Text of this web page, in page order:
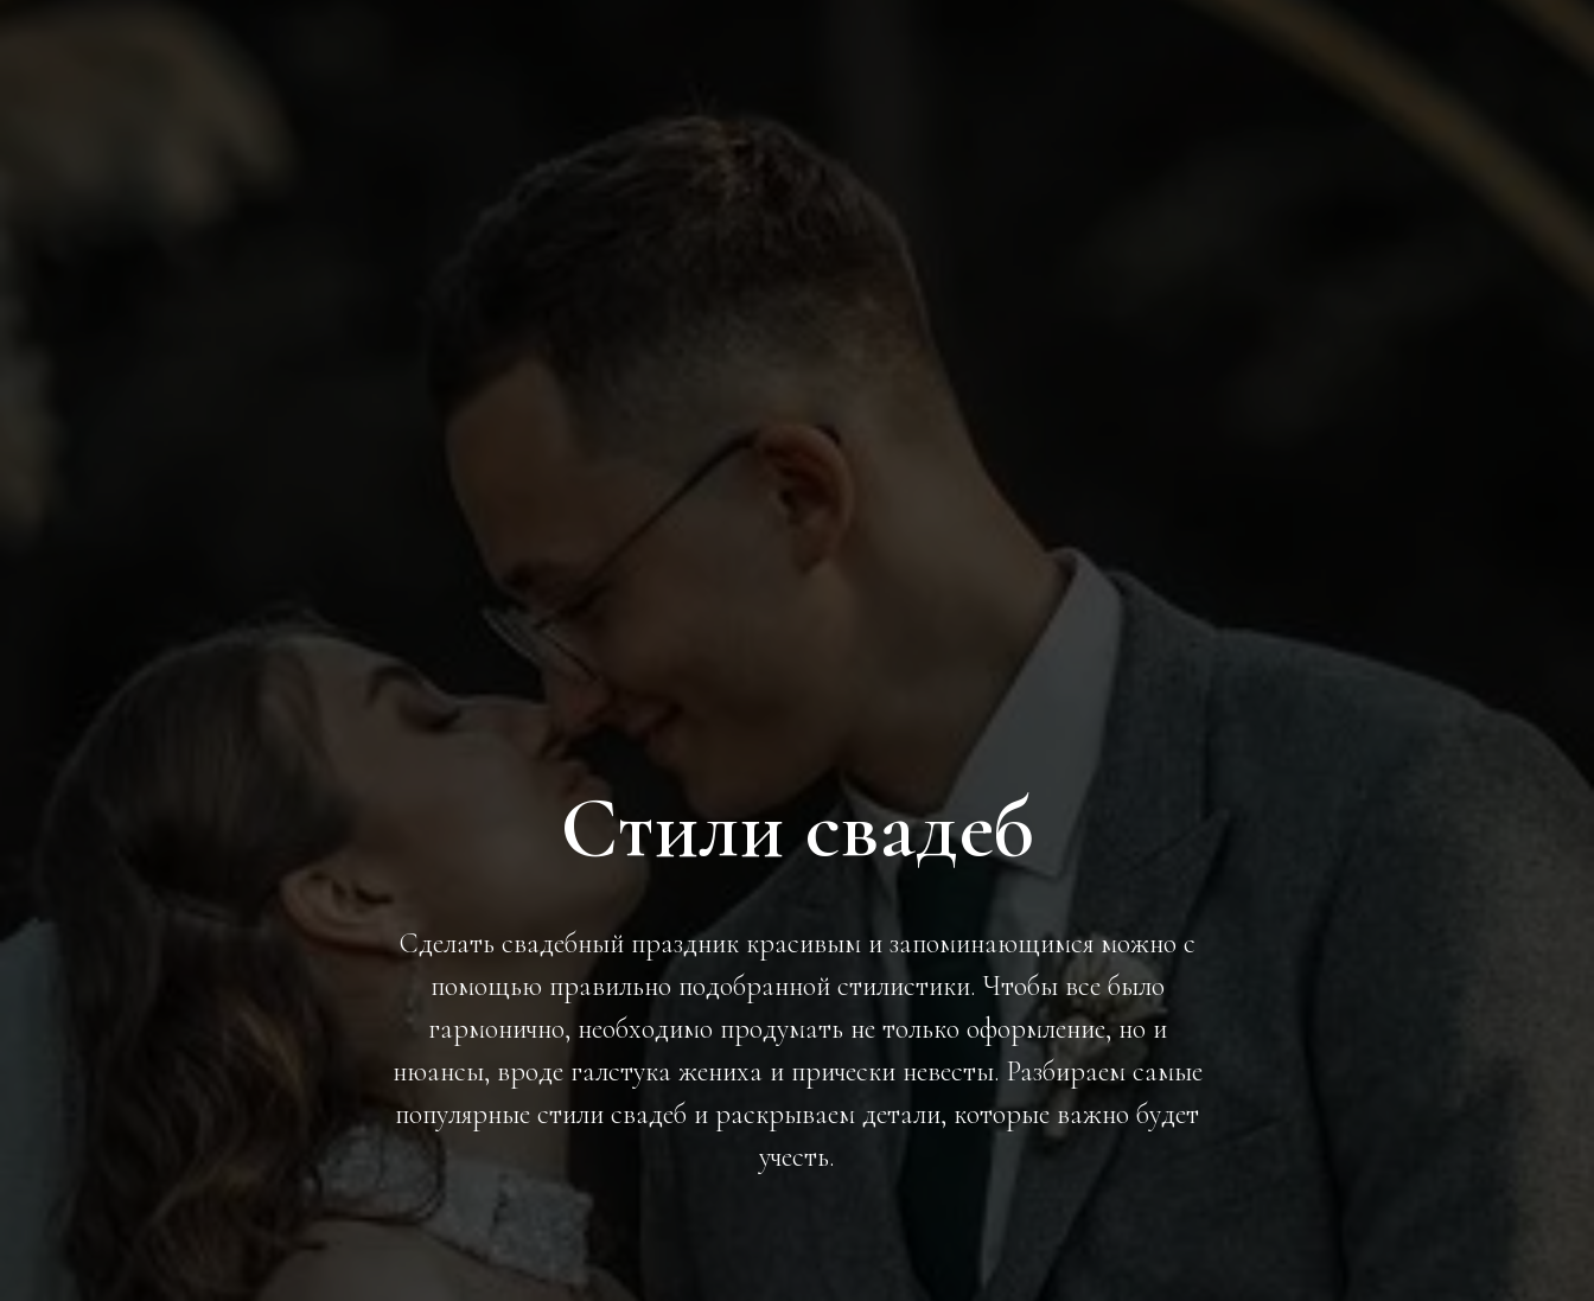
Стили свадеб
Сделать свадебный праздник красивым и запоминающимся можно с
помощью правильно подобранной стилистики. Чтобы все было
гармонично, необходимо продумать не только оформление, но и
нюансы, вроде галстука жениха и прически невесты. Разбираем самые
популярные стили свадеб и раскрываем детали, которые важно будет
учесть.